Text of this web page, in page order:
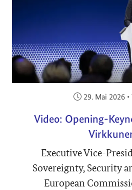
Veröffentlicht
29. Mai 2026 •
Video: Opening-
Executive Vice-
Sovereignty, Security
European